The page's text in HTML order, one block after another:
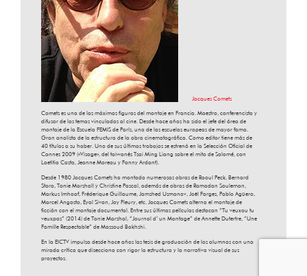
Jacques Comets
Comets es una de las máximas figuras del montaje en Francia. Maestro, conferencista y
difusor de los temas vinculados al cine. Desde hace años ha sido el jefe del área de
montaje de la Escuela FEMIS de París, una de las escuelas europeas de mayor fama.
Gran analista de la estructura de la obra cinematográfica. Como editor tiene más de
40 títulos a su haber. Uno de sus últimos trabajos se estrenó en la Selección Oficial de
Cannes 2009 («Visage», del taiwanés Tsai Ming Liang sobre el mito de Salomé, con
Laetitia Casta, Jeanne Moreau y Fanny Ardant).
Desde 1980 Jacques Comets ha montado numerosas obras de Raoul Peck, Bernard
Stora, Tonie Marshall y Christine Pascal, además de obras de Ramadan Souleman,
Markus Imhoof, Fréderique Guillaume, Jamshed Usmonov, Joël Farges, Pablo Agüero,
Marcel Angosto, Eyal Sivan, Joy Fleury, etc. Jacques Comets alterna el montaje de
ficción con el montaje documental. Entre sus últimas películas destacan “Tu veuxou tu
veuxpas” (2014) de Tonie Marshal, “Journal d’ un Montage” de Annette Dutertre, “Une
Famille Respectable” de Massoud Bakhshi.
En la EICTV impulsa desde hace años las tesis de graduación de los alumnos con una
mirada crítica que disecciona con rigor la estructura y la narrativa visual de sus
proyectos.